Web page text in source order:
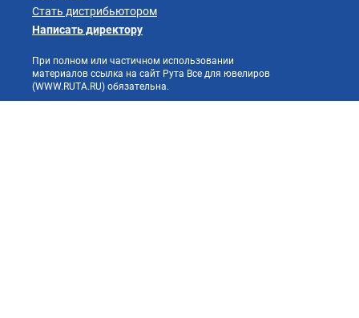
Стать дистрибьютором
Написать директору
При полном или частичном использовании
материалов ссылка на сайт Рута Все для ювелиров
(WWW.RUTA.RU) обязательна.